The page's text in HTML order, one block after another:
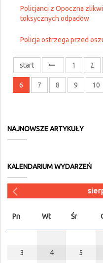
Policjanci z Opoczna
toksycznych odpadów
Policja ostrzega przed
start
1 2
6 7 8 9 10
NAJNOWSZE ARTYKUŁY
KALENDARIUM WYDARZEŃ
Pn Wt Śr
3
4 5